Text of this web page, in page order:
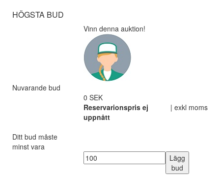
HÖGSTA BUD
Vinn denna auktion!
Nuvarande bud
0 SEK
| exkl moms
Reservarionspris ej
uppnått
Ditt bud måste
minst vara
Lägg
bud